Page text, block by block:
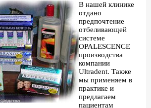
В нашей клинике
отдано
предпочтение
отбеливающей
системе
OPALESCENCE
производства
компании
Ultradent. Также
мы применяем в
практике и
предлагаем
пациентам